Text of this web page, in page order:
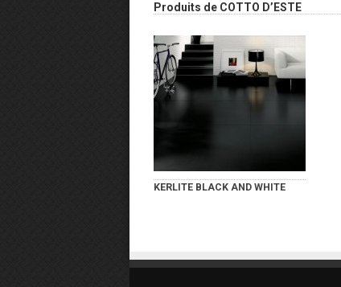
Produits de COTTO D’ESTE
KERLITE BLACK AND WHITE